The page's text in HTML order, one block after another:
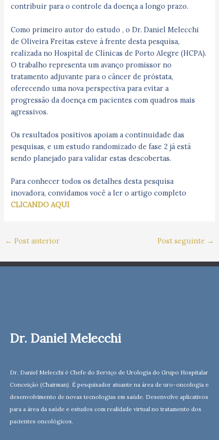
contribuir para o controle da doença a longo prazo.
Como primeiro autor do estudo , o Dr. Daniel Melecchi
de Oliveira Freitas esteve à frente desta pesquisa,
realizada no Hospital de Clínicas de Porto Alegre (HCPA).
O trabalho representa um avanço promissor no
tratamento adjuvante para o câncer de próstata,
oferecendo uma nova perspectiva para evitar a
progressão da doença em pacientes com quadros mais
agressivos.
Os resultados positivos apoiam a continuidade das
pesquisas, e um estudo randomizado de fase 2 já está
sendo planejado para validar estas descobertas.
Para conhecer todos os detalhes desta pesquisa
inovadora, convidamos você a ler o artigo completo
CLICANDO AQUI
← Post anterior Post seguinte →
Dr. Daniel Melecchi
Dr. Daniel Melecchi é Chefe do Serviço de Urologia do Grupo Hospitalar
Conceição (Chairman). É pesquisador atuante na área de uro-oncologia e
desenvolvimento de novas tecnologias em saúde. Desenvolve aplicativos
para a área da saúde e estudos com realidade virtual no tratamento dos
pacientes oncológicos.